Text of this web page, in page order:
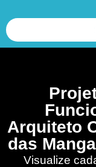
Arquiteto
das
Visualize